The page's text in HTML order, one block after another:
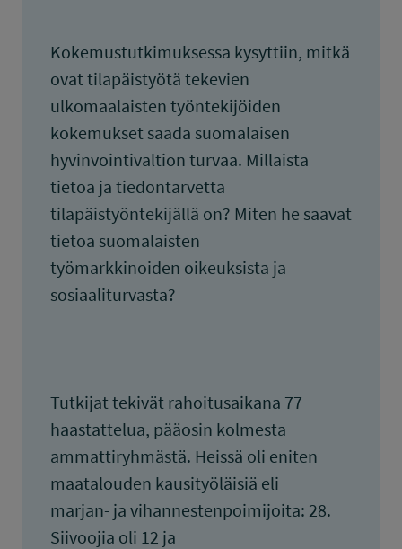
Kokemustutkimuksessa kysyttiin, mitkä
ovat tilapäistyötä tekevien
ulkomaalaisten työntekijöiden
kokemukset saada suomalaisen
hyvinvointivaltion turvaa. Millaista
tietoa ja tiedontarvetta
tilapäistyöntekijällä on? Miten he saavat
tietoa suomalaisten
työmarkkinoiden oikeuksista ja
sosiaaliturvasta?
Tutkijat tekivät rahoitusaikana 77
haastattelua, pääosin kolmesta
ammattiryhmästä. Heissä oli eniten
maatalouden kausityöläisiä eli
marjan- ja vihannestenpoimijoita: 28.
Siivoojia oli 12 ja